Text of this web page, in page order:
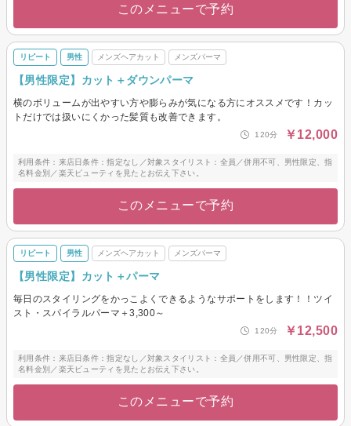
このメニューで予約
リピート 男性 メンズヘアカット メンズパーマ
【男性限定】カット＋ダウンパーマ
横のボリュームが出やすい方や膨らみが気になる方にオススメです！カッ
トだけでは扱いにくかった髪質も改善できます。
120分 ￥12,000
利用条件：来店日条件：指定なし／対象スタイリスト：全員／併用不可、男性限定、指
名料金別／楽天ビューティを見たとお伝え下さい。
このメニューで予約
リピート 男性 メンズヘアカット メンズパーマ
【男性限定】カット＋パーマ
毎日のスタイリングをかっこよくできるようなサポートをします！！ツイ
スト・スパイラルパーマ＋3,300～
120分 ￥12,500
利用条件：来店日条件：指定なし／対象スタイリスト：全員／併用不可、男性限定、指
名料金別／楽天ビューティを見たとお伝え下さい。
このメニューで予約